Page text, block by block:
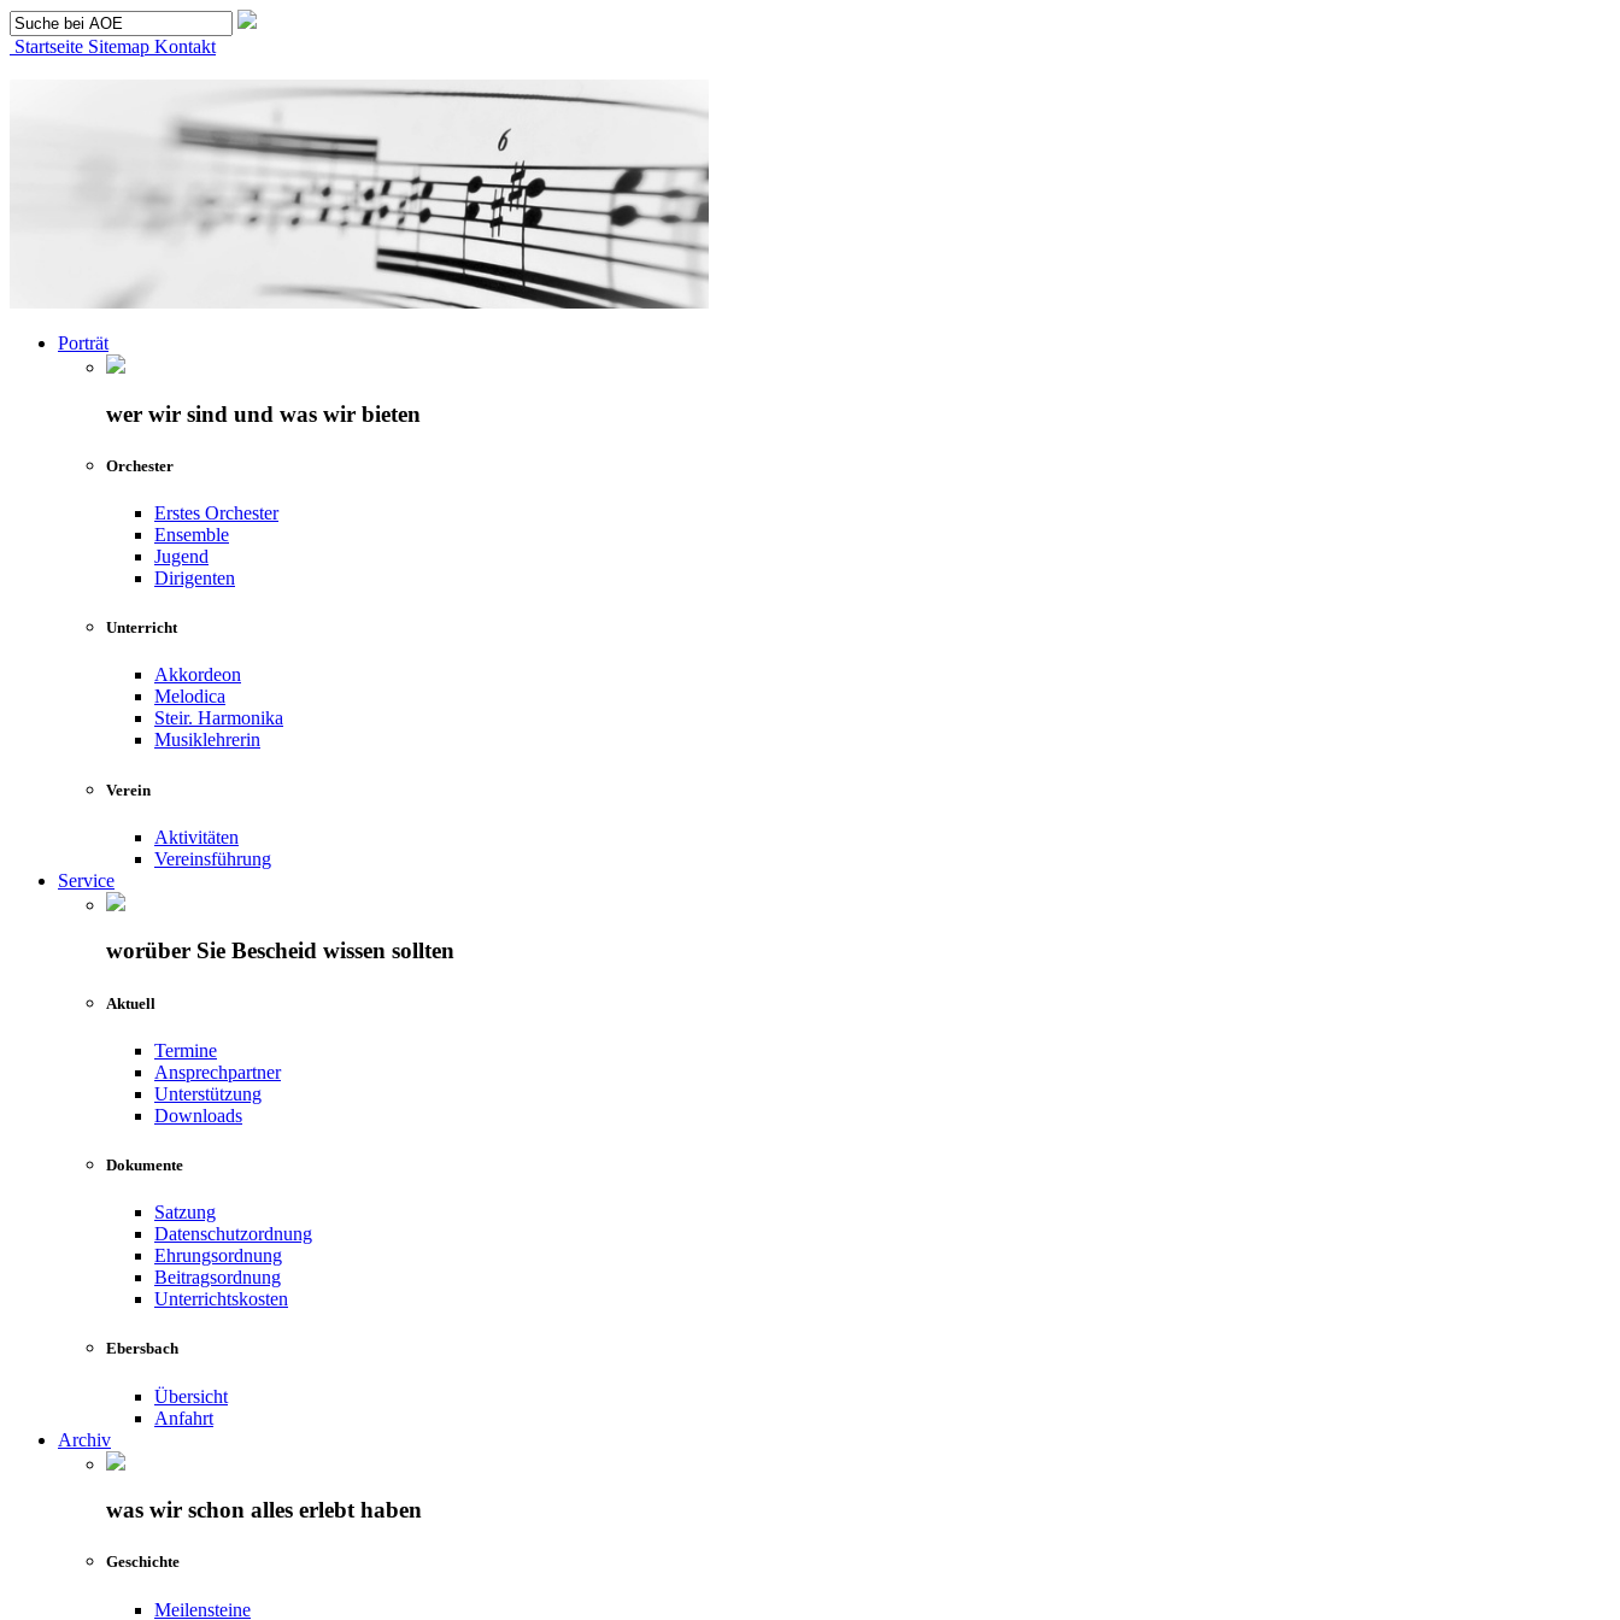
Startseite Sitemap Kontakt
Porträt
wer wir sind und was wir bieten
Orchester
Erstes Orchester
Ensemble
Jugend
Dirigenten
Unterricht
Akkordeon
Melodica
Steir. Harmonika
Musiklehrerin
Verein
Aktivitäten
Vereinsführung
Service
worüber Sie Bescheid wissen sollten
Aktuell
Termine
Ansprechpartner
Unterstützung
Downloads
Dokumente
Satzung
Datenschutzordnung
Ehrungsordnung
Beitragsordnung
Unterrichtskosten
Ebersbach
Übersicht
Anfahrt
Archiv
was wir schon alles erlebt haben
Geschichte
Meilensteine